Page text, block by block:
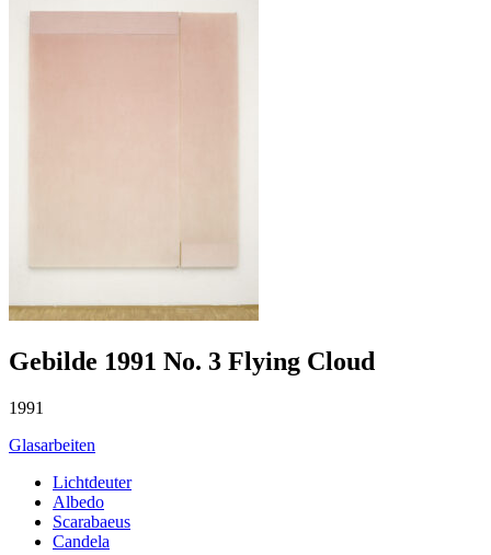
Gebilde 1991 No. 3 Flying Cloud
1991
Glasarbeiten
Lichtdeuter
Albedo
Scarabaeus
Candela